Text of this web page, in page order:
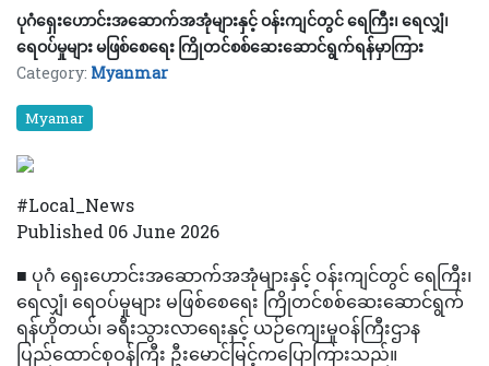
ပုဂံရှေးဟောင်းအဆောက်အအုံများနှင့် ဝန်းကျင်တွင် ရေကြီး၊ ရေလျှံ၊
ရေဝပ်မှုများ မဖြစ်စေရေး ကြိုတင်စစ်ဆေးဆောင်ရွက်ရန်မှာကြား
Category: Myanmar
Myamar
#Local_News
Published 06 June 2026
■ ပုဂံ ရှေးဟောင်းအဆောက်အအုံများနှင့် ဝန်းကျင်တွင် ရေကြီး၊
ရေလျှံ၊ ရေဝပ်မှုများ မဖြစ်စေရေး ကြိုတင်စစ်ဆေးဆောင်ရွက်
ရန်ဟိုတယ်၊ ခရီးသွားလာရေးနှင့် ယဉ်ကျေးမှုဝန်ကြီးဌာန
ပြည်ထောင်စုဝန်ကြီး ဦးမောင်မြင့်ကပြောကြားသည်။